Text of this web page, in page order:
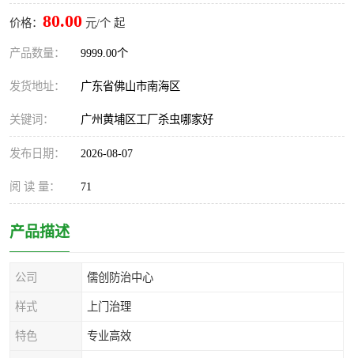
价格： 80.00 元/个 起
产品数量： 9999.00个
发货地址： 广东省佛山市南海区
关键词： 广州黄埔区工厂杀虫哪家好
发布日期： 2026-08-07
阅 读 量： 71
产品描述
公司 儒创防治中心
样式 上门治理
特色 专业高效